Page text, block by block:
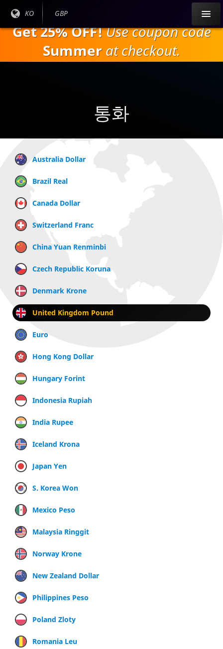
내
으
현재
:
KO
현재
GBP
Get 25% OFF!Use coupon code
Summer at checkout.
통화
Australia Dollar
Brazil Real
Canada Dollar
Switzerland Franc
China Yuan Renminbi
Czech Republic Koruna
Denmark Krone
United Kingdom Pound
Euro
Hong Kong Dollar
Hungary Forint
Indonesia Rupiah
India Rupee
Iceland Krona
Japan Yen
S. Korea Won
Mexico Peso
Malaysia Ringgit
Norway Krone
New Zealand Dollar
Philippines Peso
Poland Zloty
Romania Leu